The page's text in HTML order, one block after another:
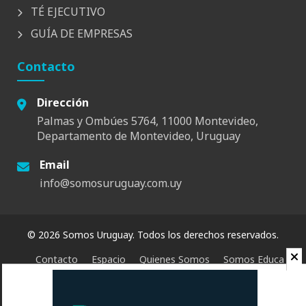
TÉ EJECUTIVO
GUÍA DE EMPRESAS
Contacto
Dirección
Palmas y Ombúes 5764, 11000 Montevideo,
Departamento de Montevideo, Uruguay
Email
info@somosuruguay.com.uy
© 2026 Somos Uruguay. Todos los derechos reservados.
Contacto
Espacio Quienes Somos Somos Educa